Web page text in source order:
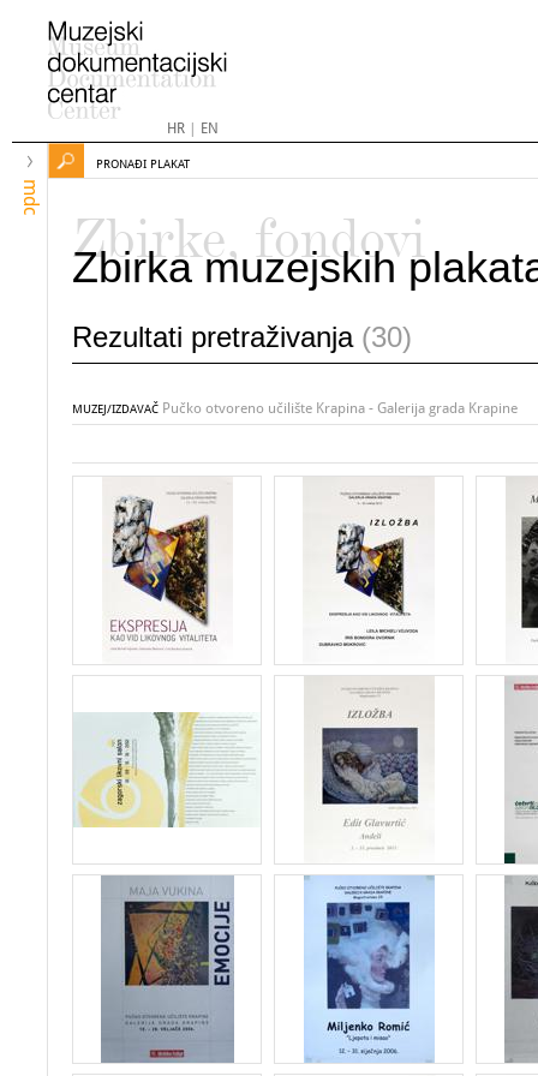
HR| EN
mdc
PRONAĐI PLAKAT
Zbirke, fondovi
Zbirka muzejskih
Rezultati pretraživanja (30)
MUZEJ/IZDAVAČ Pučko otvoreno učilište Krapina - Galerija grada Krapine